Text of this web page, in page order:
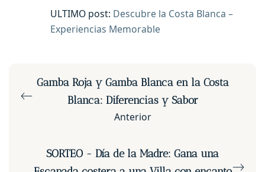
ULTIMO post: Descubre la Costa Blanca –
Experiencias Memorable
Gamba Roja y Gamba Blanca en la Costa
Blanca: Diferencias y Sabor
Anterior
SORTEO - Día de la Madre: Gana una